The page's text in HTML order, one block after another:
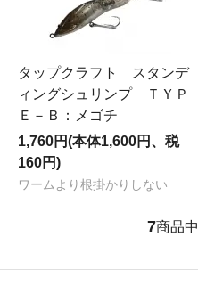
タップクラフト スタンデ
ィングシュリンプ ＴＹＰ
Ｅ－Ｂ：メゴチ
1,760円(本体1,600円、税
160円)
ワームより根掛かりしない
7商品中